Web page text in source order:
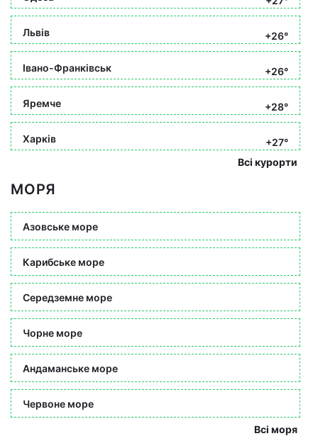
Львів +26°
Івано-Франківськ +26°
Яремче +28°
Харків
+27°
Всі курорти
МОРЯ
Азовське море
Карибське море
Середземне море
Чорне море
Андаманське море
Червоне море
Всі моря